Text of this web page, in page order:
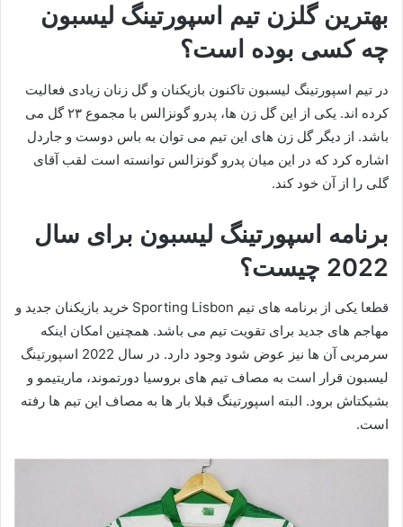
بهترین گلزن تیم اسپورتینگ لیسبون
چه کسی بوده است؟
در تیم اسپورتینگ لیسبون تاکنون بازیکنان و گل زنان زیادی فعالیت
کرده اند. یکی از این گل زن ها، پدرو گونزالس با مجموع ۲۳ گل می
باشد. از دیگر گل زن های این تیم می توان به باس دوست و جاردل
اشاره کرد که در این میان پدرو گونزالس توانسته است لقب آقای
گلی را از آن خود کند.
برنامه اسپورتینگ لیسبون برای سال
2022 چیست؟
قطعا یکی از برنامه های تیم Sporting Lisbon خرید بازیکنان جدید و
مهاجم های جدید برای تقویت تیم می باشد. همچنین امکان اینکه
سرمربی آن ها نیز عوض شود وجود دارد. در سال 2022 اسپورتینگ
لیسبون قرار است به مصاف تیم های بروسیا دورتموند، ماریتیمو و
بشیکتاش برود. البته اسپورتینگ قبلا بار ها به مصاف این تیم ها رفته
است.